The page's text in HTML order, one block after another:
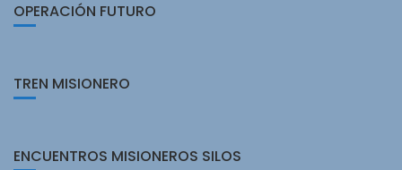
OPERACIÓN FUTURO
TREN MISIONERO
ENCUENTROS MISIONEROS SILOS